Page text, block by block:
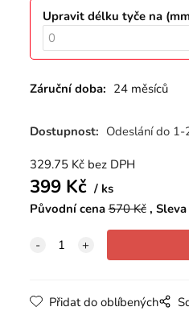
Upravit délku tyče na
Záruční doba: 24 měsíců
Dostupnost: Odeslání do 1-
329.75Kč bez DPH
399Kč
ks
Původní cena 570Kč Sleva
Přidat do oblíbených